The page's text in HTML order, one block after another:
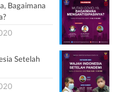
Bagaimana
Setelah